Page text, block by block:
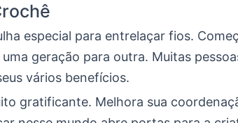
especial para entrelaçar fios.
geração para outra. Muitas
vários benefícios.
gratificante. Melhora sua